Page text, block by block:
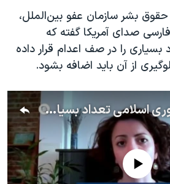
بشر سازمان عفو بین‌الملل،
صدای آمریکا گفته که
را در صف اعدام قرار داده
از آن باید اضافه بشود.
رها بحرینی: جمهوری اسلامی تعداد بسیاری را در صف اعدام قرار داده؛ فشار جهانی باید اضافه شود
No media source